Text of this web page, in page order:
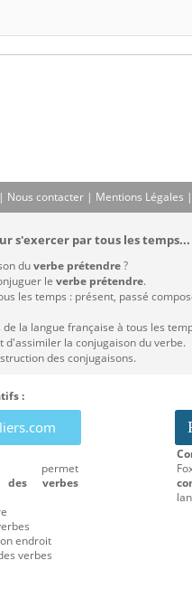
| Nous contacter | Mentions Légales |
s'exercer par tous les temps...
duverbe prétendre?
le verbe prétendre.
les temps : présent, passé
la langue française à tous les
la conjugaison du verbe.
des conjugaisons.
:
permet
des verbes
endroit
verbes